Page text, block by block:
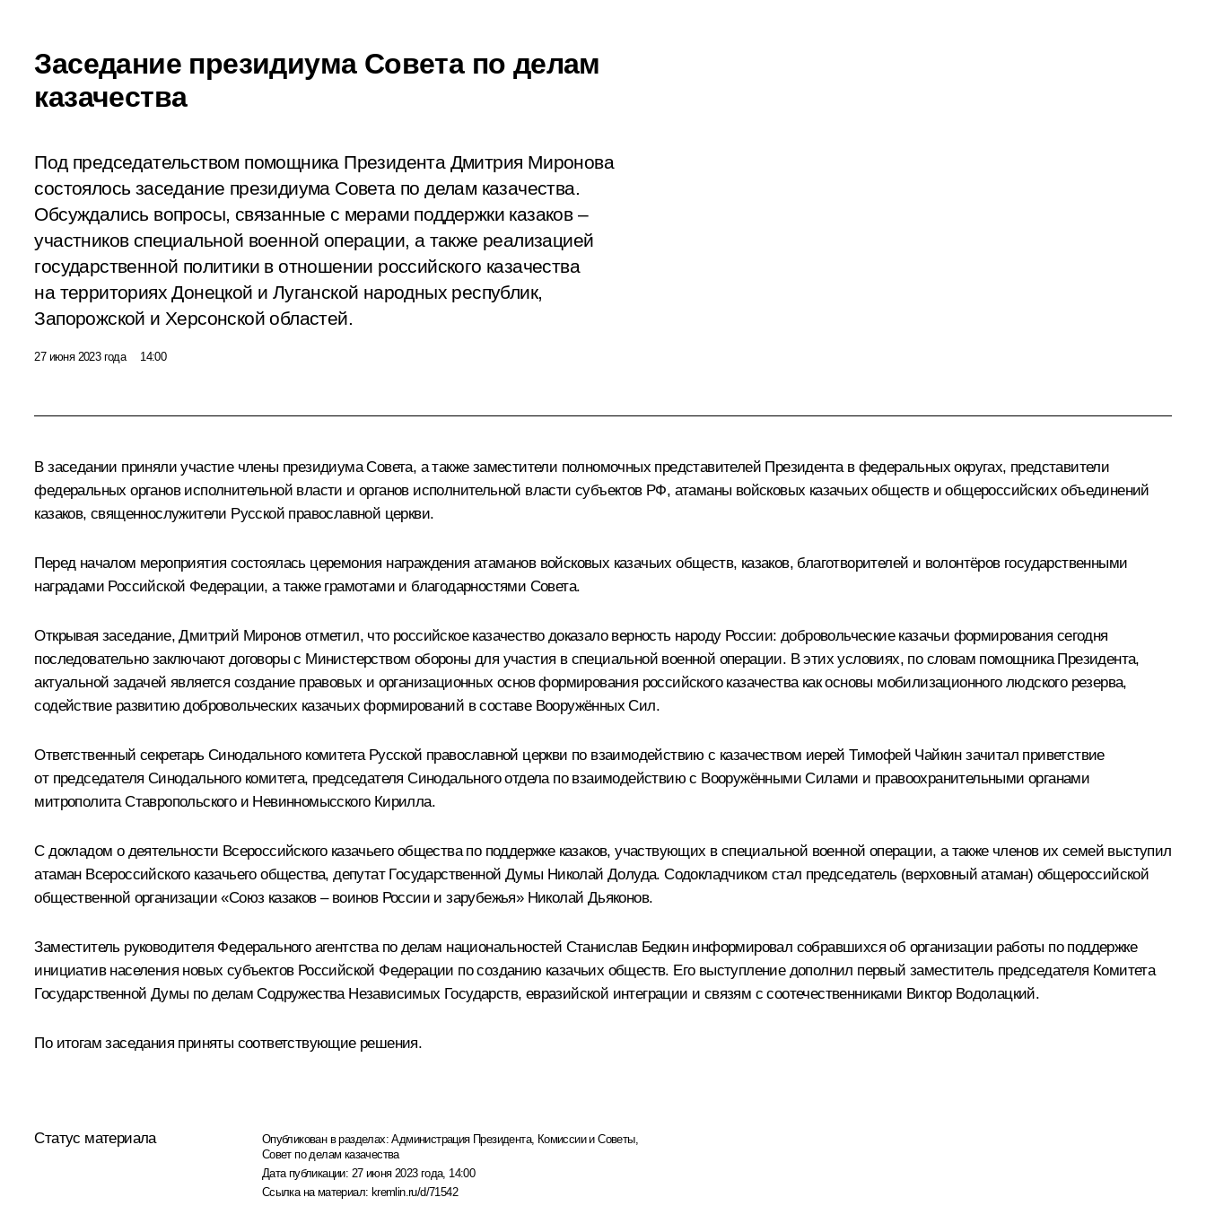
Заседание президиума Совета по делам
казачества
Под председательством помощника Президента Дмитрия Миронова
состоялось заседание президиума Совета по делам казачества.
Обсуждались вопросы, связанные с мерами поддержки казаков –
участников специальной военной операции, а также реализацией
государственной политики в отношении российского казачества
на территориях Донецкой и Луганской народных республик,
Запорожской и Херсонской областей.
27 июня 2023 года 14:00
В заседании приняли участие члены президиума Совета, а также заместители полномочных представителей Президента в федеральных округах, представители
федеральных органов исполнительной власти и органов исполнительной власти субъектов РФ, атаманы войсковых казачьих обществ и общероссийских объединений
казаков, священнослужители Русской православной церкви.
Перед началом мероприятия состоялась церемония награждения атаманов войсковых казачьих обществ, казаков, благотворителей и волонтёров государственными
наградами Российской Федерации, а также грамотами и благодарностями Совета.
Открывая заседание,Дмитрий Мироновотметил, что российское казачество доказало верность народу России: добровольческие казачьи формирования сегодня
последовательно заключают договоры с Министерством обороны для участия в специальной военной операции. В этих условиях, по словам помощника Президента,
актуальной задачей является создание правовых и организационных основ формирования российского казачества как основы мобилизационного людского резерва,
содействие развитию добровольческих казачьих формирований в составе Вооружённых Сил.
Ответственный секретарь Синодального комитета Русской православной церкви по взаимодействию с казачеством иерей Тимофей Чайкин зачитал приветствие
от председателя Синодального комитета, председателя Синодального отдела по взаимодействию с Вооружёнными Силами и правоохранительными органами
митрополита Ставропольского и Невинномысского Кирилла.
С докладом о деятельности Всероссийского казачьего общества по поддержке казаков, участвующих в специальной военной операции, а также членов их семей выступил
атаман Всероссийского казачьего общества, депутат Государственной Думы Николай Долуда. Содокладчиком стал председатель (верховный атаман) общероссийской
общественной организации «Союз казаков – воинов России и зарубежья» Николай Дьяконов.
Заместитель руководителя Федерального агентства по делам национальностей Станислав Бедкин информировал собравшихся об организации работы по поддержке
инициатив населения новых субъектов Российской Федерации по созданию казачьих обществ. Его выступление дополнил первый заместитель председателя Комитета
Государственной Думы по делам Содружества Независимых Государств, евразийской интеграции и связям с соотечественниками Виктор Водолацкий.
По итогам заседания приняты соответствующие решения.
Статус материала Опубликован в разделах:Администрация Президента, Комиссии и Советы,
Совет по делам казачества
Дата публикации: 27 июня 2023 года, 14:00
Ссылка на материал: kremlin.ru/d/71542